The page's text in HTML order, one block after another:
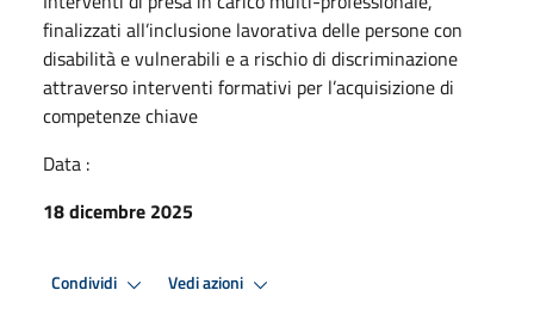
finalizzati all’inclusione lavorativa delle persone con
disabilità e vulnerabili e a rischio di discriminazione
attraverso interventi formativi per l’acquisizione di
competenze chiave
Data :
18 dicembre 2025
Condividi Vedi azioni